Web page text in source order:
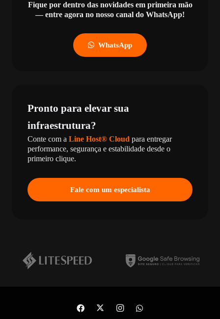
Fique por dentro das novidades em primeira mão
— entre agora no nosso canal do WhatsApp!
WhatsApp
Pronto para elevar sua
infraestrutura?
Conte com a Line Host® Cloud para entregar
performance, segurança e estabilidade desde o
primeiro clique.
Fale com um especialista